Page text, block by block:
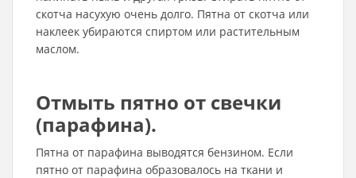
скотча насухую очень долго. Пятна от скотча или
наклеек убираются спиртом или растительным
маслом.
Отмыть пятно от свечки
(парафина).
Пятна от парафина выводятся бензином. Если
пятно от парафина образовалось на ткани и